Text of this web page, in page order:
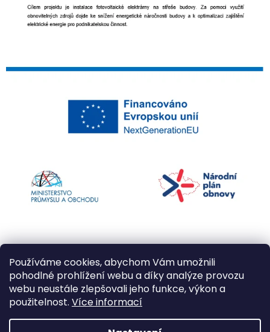
Používáme cookies, abychom Vám umožnili
pohodlné prohlížení webu a díky analýze provozu
webu neustále zlepšovali jeho funkce, výkon a
použitelnost. Více informací
Vytvořil Shoptet